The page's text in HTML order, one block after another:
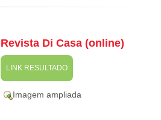
Revista Di Casa (online)
LINK RESULTADO
Imagem ampliada